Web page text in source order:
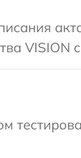
VISION